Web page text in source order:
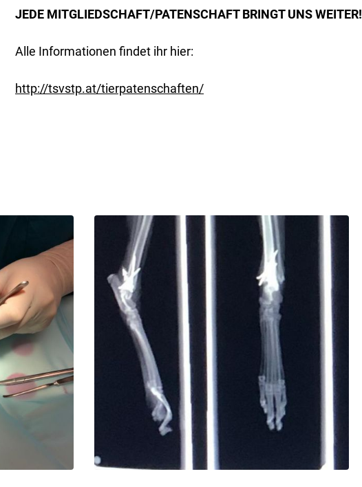
JEDE MITGLIEDSCHAFT/PATENSCHAFT BRINGT UNS WEITER!
Alle Informationen findet ihr hier:
http://tsvstp.at/tierpatenschaften/